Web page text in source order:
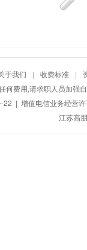
于我们 | 收费标准 |
何费用,请求职人员加强
22 | 增值电信业务经营
江苏高